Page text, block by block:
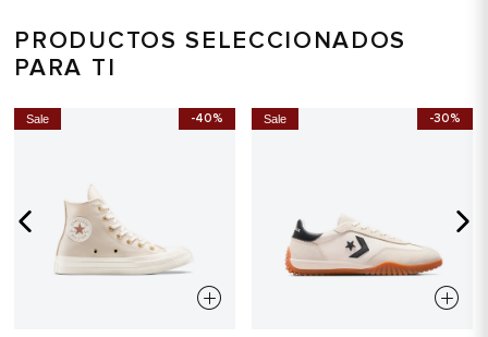
PRODUCTOS SELECCIONADOS
PARA TI
-40%
Sale -30%
Sale